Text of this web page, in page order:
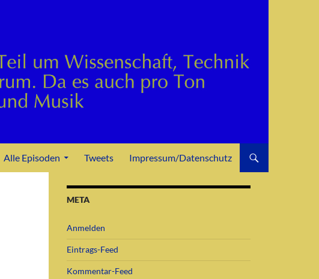
Alle Episoden Tweets Impressum/Datenschutz
META
Anmelden
Eintrags-Feed
Kommentar-Feed